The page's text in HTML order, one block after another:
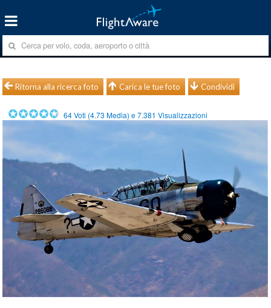
Ritorna alla ricerca foto Carica le tue foto Condividi
64Voti (4.73 Media) e7.381 Visualizzazioni